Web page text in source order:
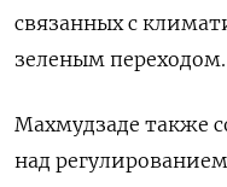
связанных с
зеленым переходом.
Махмудзаде также
над